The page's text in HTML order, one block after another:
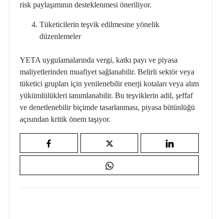
risk paylaşımının desteklenmesi öneriliyor.
Tüketicilerin teşvik edilmesine yönelik
düzenlemeler
YETA uygulamalarında vergi, katkı payı ve piyasa
maliyetlerinden muafiyet sağlanabilir. Belirli sektör veya
tüketici grupları için yenilenebilir enerji kotaları veya alım
yükümlülükleri tanımlanabilir. Bu teşviklerin adil, şeffaf
ve denetlenebilir biçimde tasarlanması, piyasa bütünlüğü
açısından kritik önem taşıyor.